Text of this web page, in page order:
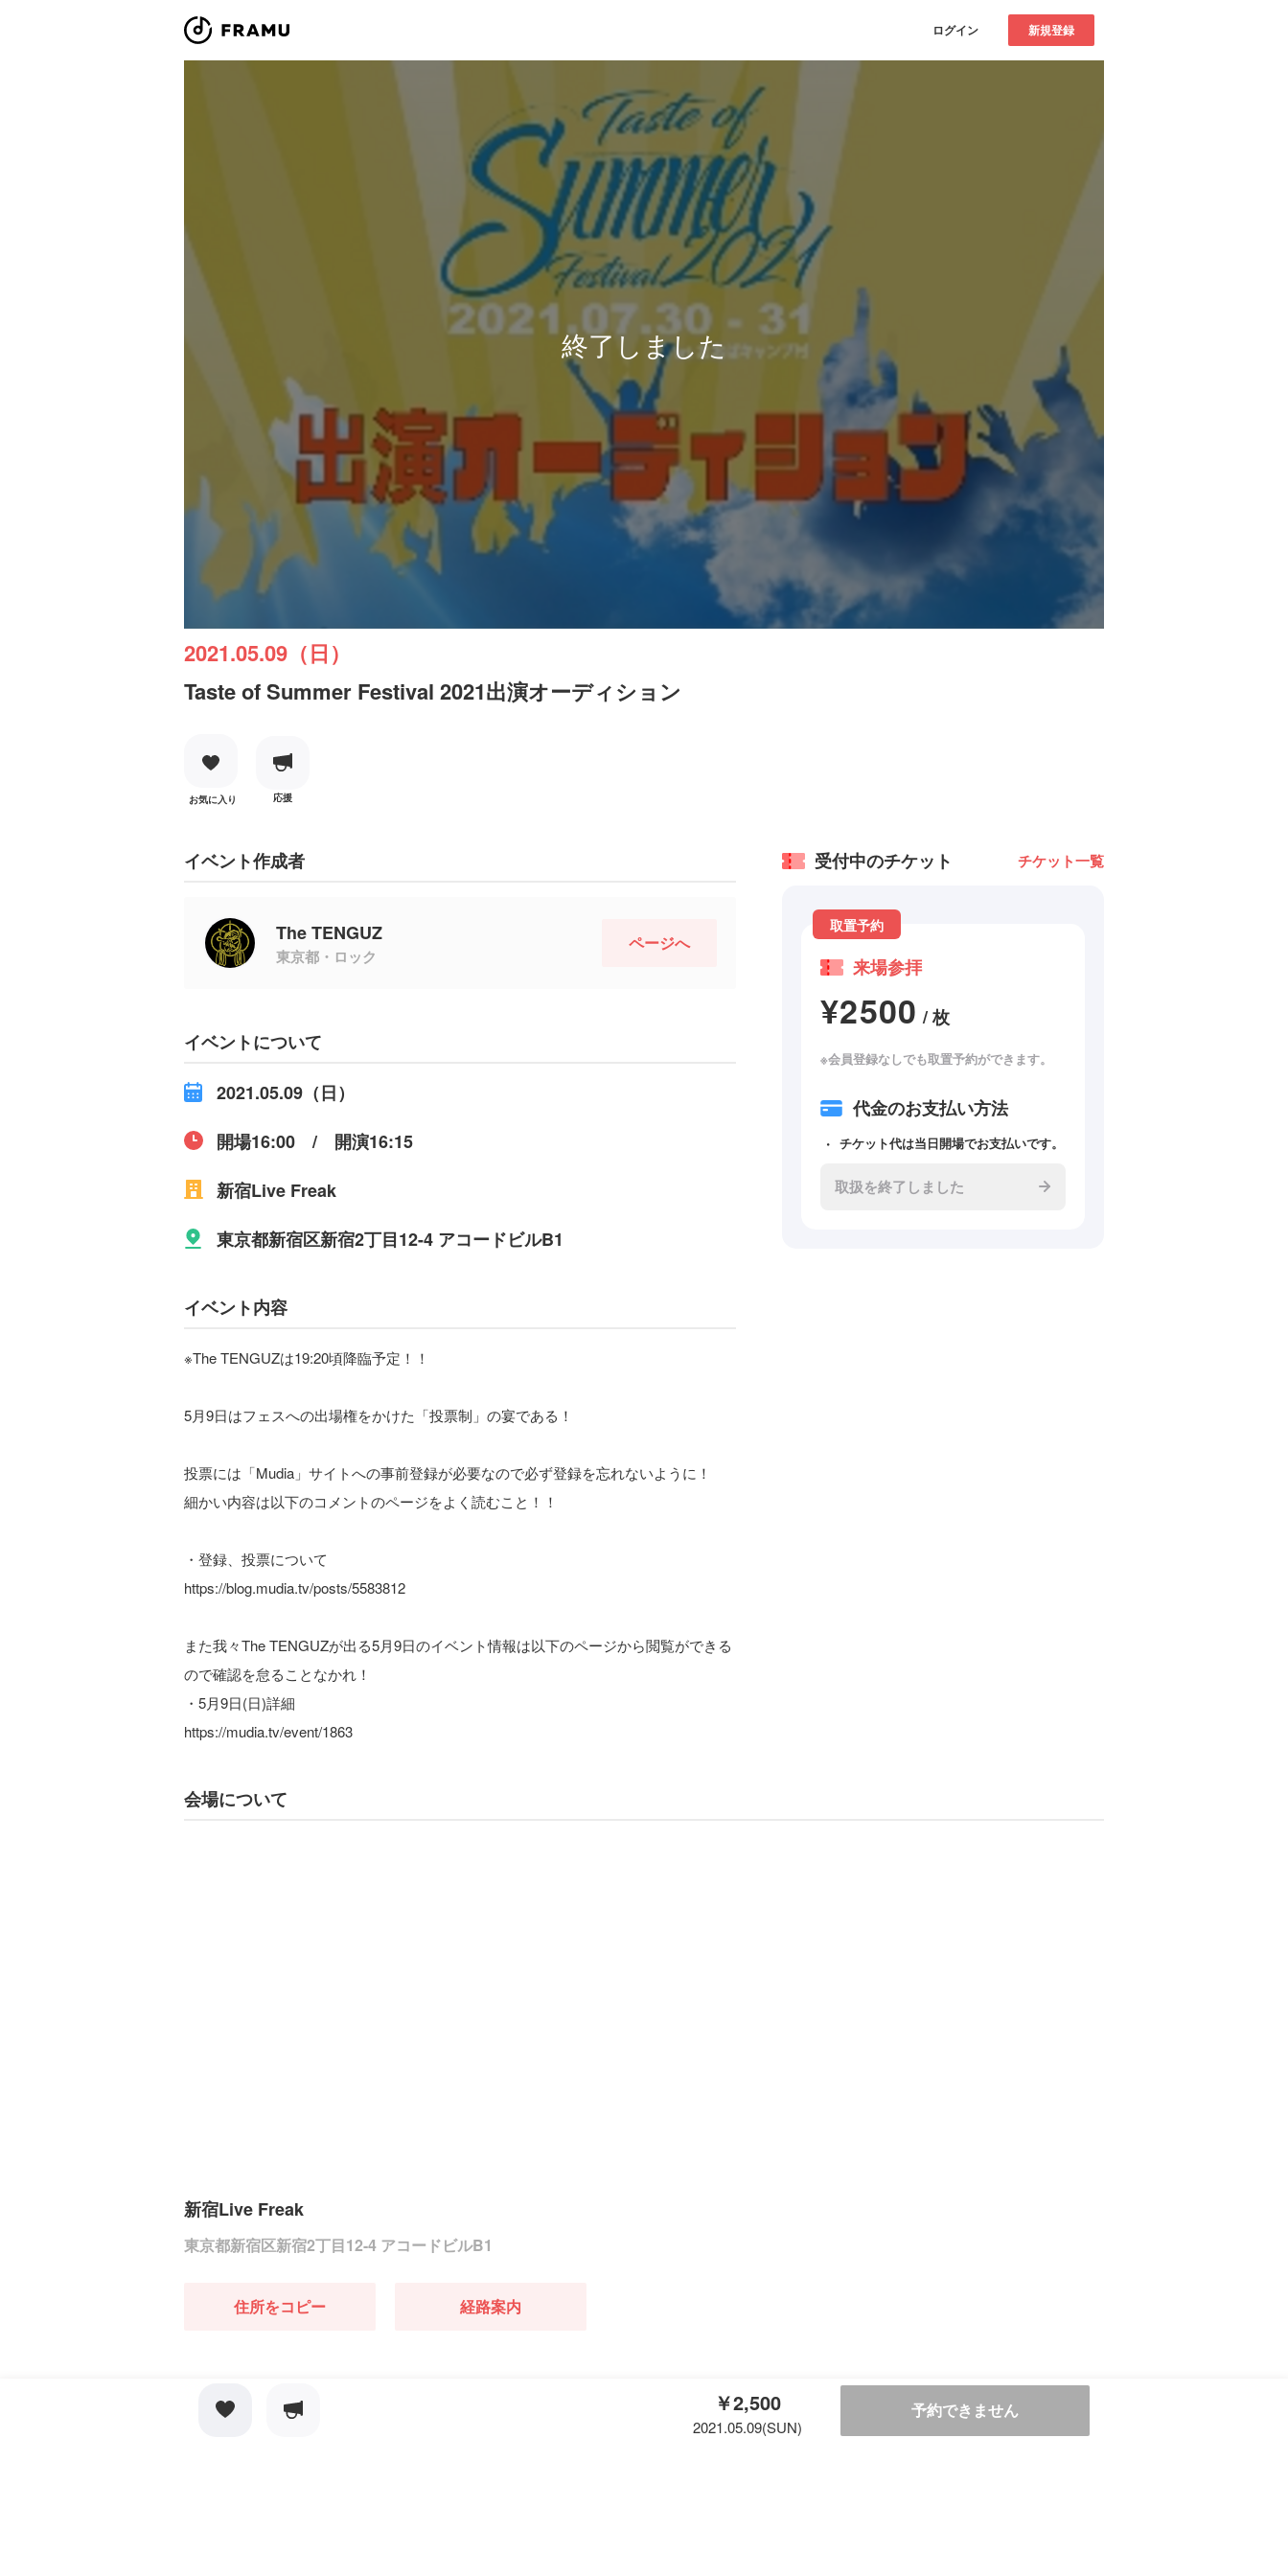
ログイン 新規登録
終了しました
2021.05.09（日）
Taste of Summer Festival 2021出演オーディション
お気に入り 応援
イベント作成者
The TENGUZ
東京都・ロック
ページへ
イベントについて
2021.05.09（日）
開場16:00 / 開演16:15
新宿Live Freak
東京都新宿区新宿2丁目12-4 アコードビルB1
イベント内容
※The TENGUZは19:20頃降臨予定！！
5月9日はフェスへの出場権をかけた「投票制」の宴である！
投票には「Mudia」サイトへの事前登録が必要なので必ず登録を忘れないように！
細かい内容は以下のコメントのページをよく読むこと！！
・登録、投票について
https://blog.mudia.tv/posts/5583812
また我々The TENGUZが出る5月9日のイベント情報は以下のページから閲覧ができる
ので確認を怠ることなかれ！
・5月9日(日)詳細
https://mudia.tv/event/1863
受付中のチケット チケット一覧
取置予約
来場参拝
¥2500 / 枚
※会員登録なしでも取置予約ができます。
代金のお支払い方法
チケット代は当日開場でお支払いです。
取扱を終了しました
会場について
新宿Live Freak
東京都新宿区新宿2丁目12-4 アコードビルB1
住所をコピー 経路案内
￥2,500
2021.05.09(SUN)
予約できません